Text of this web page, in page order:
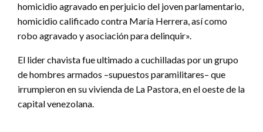
homicidio agravado en perjuicio del joven parlamentario,
homicidio calificado contra María Herrera, así como
robo agravado y asociación para delinquir».
El lider chavista fue ultimado a cuchilladas por un grupo
de hombres armados –supuestos paramilitares– que
irrumpieron en su vivienda de La Pastora, en el oeste de la
capital venezolana.